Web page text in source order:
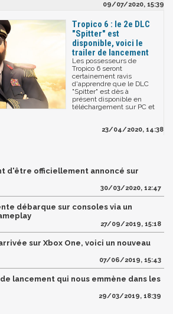
09/07/2020, 15:39
Tropico 6 : le 2e DLC
"Spitter" est
disponible, voici le
trailer de lancement
Les possesseurs de
Tropico 6 seront
certainement ravis
d'apprendre que le DLC
"Spitter" est dès à
présent disponible en
téléchargement sur PC et
23/04/2020, 14:38
d'être officiellement annoncé sur
30/03/2020, 12:47
débarque sur consoles via un
27/09/2019, 15:18
sur Xbox One, voici un nouveau
07/06/2019, 15:43
lancement qui nous emmène dans les
29/03/2019, 18:39